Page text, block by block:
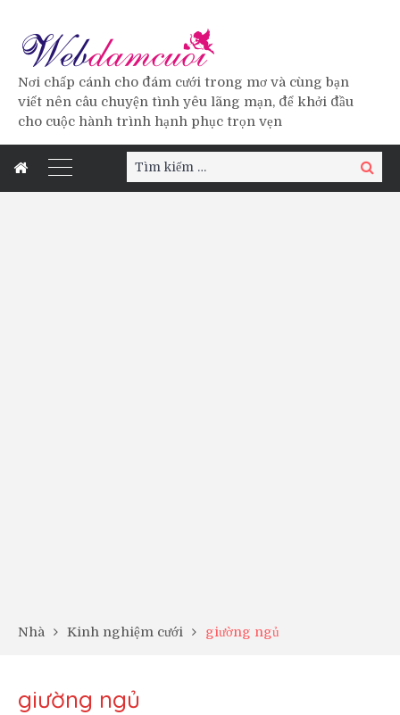
Nơi chấp cánh cho đám cưới trong mơ và cùng bạn
viết nên câu chuyện tình yêu lãng mạn, để khởi đầu
cho cuộc hành trình hạnh phục trọn vẹn
Tìm
kiếm:
Tìm
kiếm
Nhà Kinh nghiệm cưới giường ngủ
giường ngủ